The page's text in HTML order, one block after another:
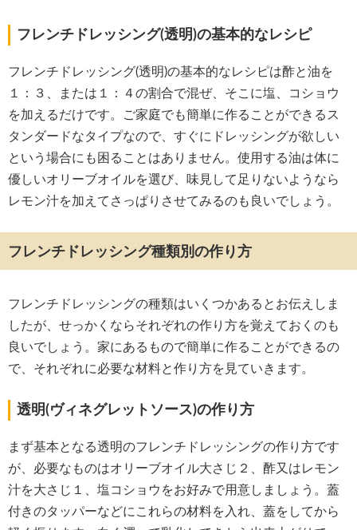
フレンチドレッシング(透明)の基本的なレシピ
フレンチドレッシング(透明)の基本的なレシピは酢と油を
１：３、または１：４の割合で混ぜ、そこに塩、コショウ
を加えるだけです。ご家庭でも簡単に作ることができるス
タンダードなタイプなので、すぐにドレッシングが欲しい
という場合にも困ることはありません。使用する油は体に
優しいオリーブオイルを選び、味見して足りないようなら
レモン汁を加えてさっぱりさせてみるのも良いでしょう。
フレンチドレッシング種類別の作り方
フレンチドレッシングの種類はいくつかあるとお伝えしま
したが、せっかくならそれぞれの作り方を覚えておくのも
良いでしょう。家にあるもので簡単に作ることができるの
で、それぞれに必要な材料と作り方を見ていきます。
透明(ヴィネグレットソース)の作り方
まず基本となる透明のフレンチドレッシングの作り方です
が、必要なものはオリーブオイル大さじ２、酢又はレモン
汁を大さじ１、塩コショウをお好みで用意しましょう。蓋
付きのタッパーなどにこれらの材料を入れ、蓋をしてから